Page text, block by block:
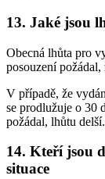
13. Jaké jsou
Obecná lhůta pro
posouzení
V případě, že
se prodlužuje o 30
požádal, lhůtu delší.
14. Kteří jsou
situace